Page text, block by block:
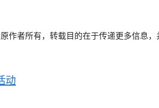
作者所有，转载目的在于传递更多信息
动